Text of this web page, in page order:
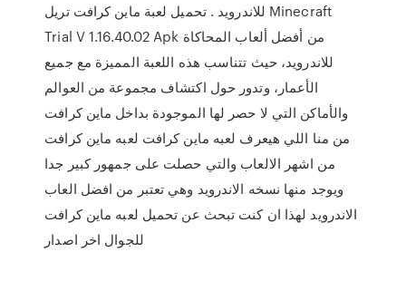
للاندرويد . تحميل لعبة ماين كرافت تريل Minecraft
Trial V 1.16.40.02 Apk من أفضل ألعاب المحاكاة
للاندرويد، حيث تتناسب هذه اللعبة المميزة مع جميع
الأعمار، وتدور حول اكتشاف مجموعة من العوالم
والأماكن التي لا حصر لها الموجودة بداخل ماين كرافت
من منا اللي هيعرف لعبه ماين كرافت لعبه ماين كرافت
من اشهر الالعاب والتي حصلت على جمهور كبير جدا
ويوجد منها نسخه الاندرويد وهي تعتبر من افضل العاب
الاندرويد لهذا ان كنت تبحث عن تحميل لعبه ماين كرافت
للجوال اخر اصدار